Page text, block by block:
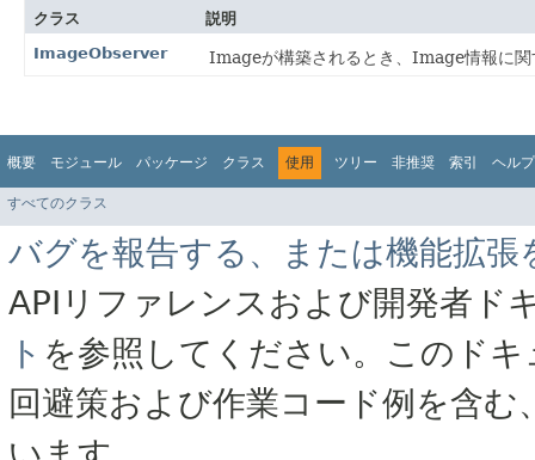
クラス
説明
ImageObserver
Imageが構築されるとき、Image情報に関
概要 モジュール パッケージ クラス 使用 ツリー 非推奨 索引 ヘルプ
すべてのクラス
バグを報告する、または機能拡張
APIリファレンスおよび開発者ド
ト を参照してください。このド
回避策および作業コード例を含